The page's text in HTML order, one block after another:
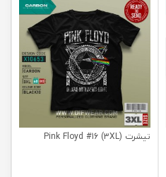
تیشرت (3XL) Pink Floyd #16